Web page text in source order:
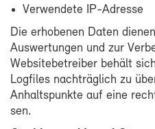
Ver­wen­de­te IP-​Adresse
Die er­ho­be­nen Da­ten
Aus­wer­tun­gen und zur
Web­site­be­trei­ber be­hält
Logfiles nach­träg­lich zu
An­halts­punk­te auf ei­ne
sen.